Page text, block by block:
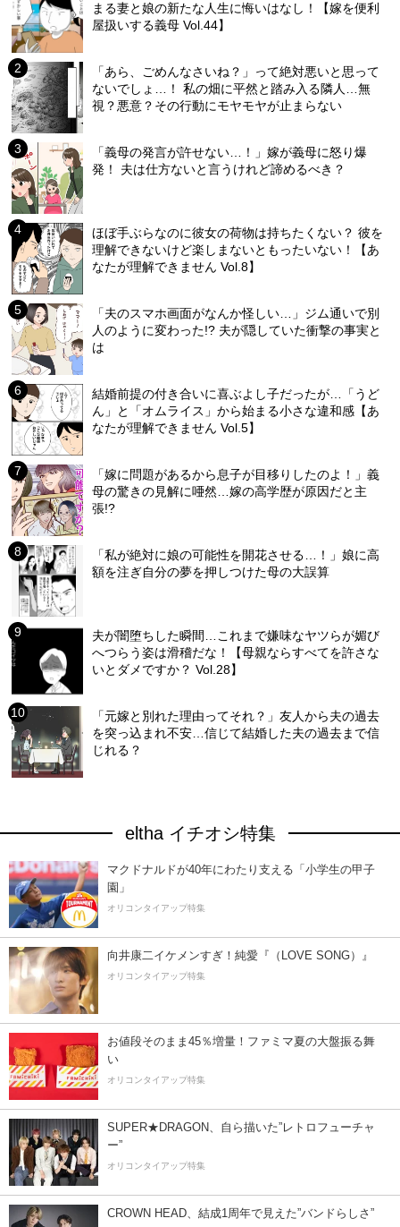
まる妻と娘の新たな人生に悔いはなし！【嫁を便利
屋扱いする義母 Vol.44】
「あら、ごめんなさいね？」って絶対悪いと思って
ないでしょ…！ 私の畑に平然と踏み入る隣人…無
視？悪意？その行動にモヤモヤが止まらない
「義母の発言が許せない…！」嫁が義母に怒り爆
発！ 夫は仕方ないと言うけれど諦めるべき？
ほぼ手ぶらなのに彼女の荷物は持ちたくない？ 彼を
理解できないけど楽しまないともったいない！【あ
なたが理解できません Vol.8】
「夫のスマホ画面がなんか怪しい…」ジム通いで別
人のように変わった!? 夫が隠していた衝撃の事実と
は
結婚前提の付き合いに喜ぶよし子だったが…「うど
ん」と「オムライス」から始まる小さな違和感【あ
なたが理解できません Vol.5】
「嫁に問題があるから息子が目移りしたのよ！」義
母の驚きの見解に唖然…嫁の高学歴が原因だと主
張!?
「私が絶対に娘の可能性を開花させる…！」娘に高
額を注ぎ自分の夢を押しつけた母の大誤算
夫が闇堕ちした瞬間…これまで嫌味なヤツらが媚び
へつらう姿は滑稽だな！【母親ならすべてを許さな
いとダメですか？ Vol.28】
「元嫁と別れた理由ってそれ？」友人から夫の過去
を突っ込まれ不安…信じて結婚した夫の過去まで信
じれる？
eltha イチオシ特集
マクドナルドが40年にわたり支える「小学生の甲子
園」
オリコンタイアップ特集
向井康二イケメンすぎ！純愛『（LOVE SONG）』
オリコンタイアップ特集
お値段そのまま45％増量！ファミマ夏の大盤振る舞
い
オリコンタイアップ特集
SUPER★DRAGON、自ら描いた”レトロフューチャ
ー”
オリコンタイアップ特集
CROWN HEAD、結成1周年で見えた”バンドらしさ”